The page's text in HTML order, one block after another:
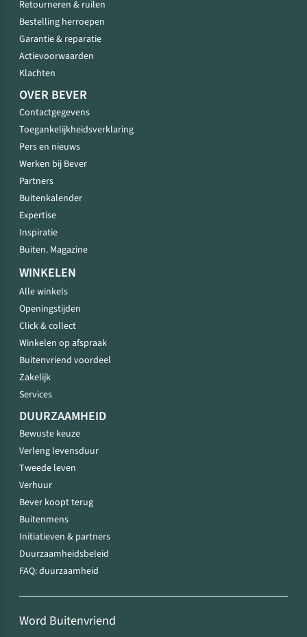
Retourneren & ruilen
Bestelling herroepen
Garantie & reparatie
Actievoorwaarden
Klachten
OVER BEVER
Contactgegevens
Toegankelijkheidsverklaring
Pers en nieuws
Werken bij Bever
Partners
Buitenkalender
Expertise
Inspiratie
Buiten. Magazine
WINKELEN
Alle winkels
Openingstijden
Click & collect
Winkelen op afspraak
Buitenvriend voordeel
Zakelijk
Services
DUURZAAMHEID
Bewuste keuze
Verleng levensduur
Tweede leven
Verhuur
Bever koopt terug
Buitenmens
Initiatieven & partners
Duurzaamheidsbeleid
FAQ: duurzaamheid
Word Buitenvriend